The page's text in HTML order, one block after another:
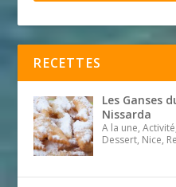
RECETTES
Les Ganses
Nissarda
A la une,
Dessert, Nice,